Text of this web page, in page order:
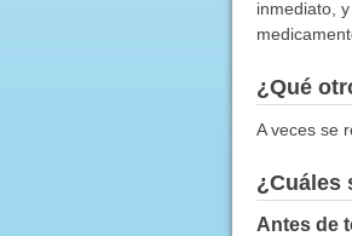
inmediato,
¿Qué
A veces se
¿Cuáles
Antes de